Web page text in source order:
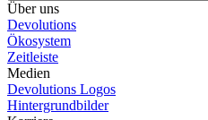
Über uns
Devolutions
Ökosystem
Zeitleiste
Medien
Devolutions Logos
Hintergrundbilder